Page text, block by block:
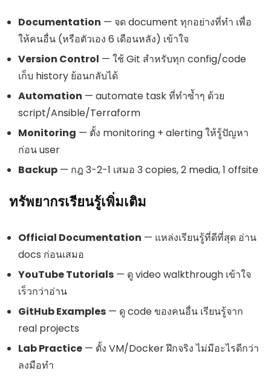
Documentation — จด document ทุกอย่างที่ทำ เพื่อ
ให้คนอื่น (หรือตัวเอง 6 เดือนหลัง) เข้าใจ
Version Control — ใช้ Git สำหรับทุก config/code
เก็บ history ย้อนกลับได้
Automation — automate task ที่ทำซ้ำๆ ด้วย
script/Ansible/Terraform
Monitoring — ตั้ง monitoring + alerting ให้รู้ปัญหา
ก่อน user
Backup — กฎ 3-2-1 เสมอ 3 copies, 2 media, 1 offsite
ทรัพยากรเรียนรู้เพิ่มเติม
Official Documentation — แหล่งเรียนรู้ที่ดีที่สุด อ่าน
docs ก่อนเสมอ
YouTube Tutorials — ดู video walkthrough เข้าใจ
เร็วกว่าอ่าน
GitHub Examples — ดู code ของคนอื่น เรียนรู้จาก
real projects
Lab Practice — ตั้ง VM/Docker ฝึกจริง ไม่มีอะไรดีกว่า
ลงมือทำ